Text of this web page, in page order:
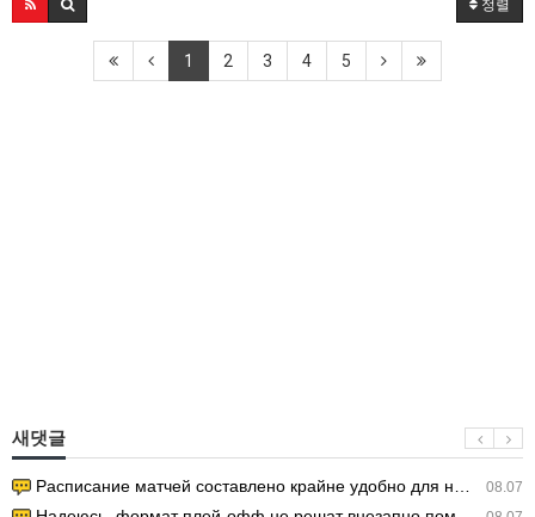
정렬
1 2 3 4 5
새댓글
08.07
Расписание матчей составлено крайне удобно для нашего часово…